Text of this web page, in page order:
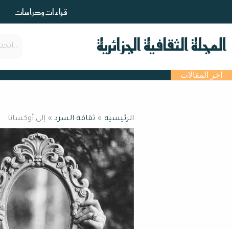
المحتوى
قراءات ودراسات
اخر المقالات
الرئيسية ثقافة السرد إلى أوكسانا